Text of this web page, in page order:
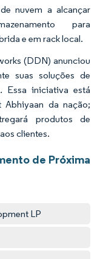
nuvem a alcançar
para
e em rack local.
(DDN) anunciou
suas soluções de
Essa iniciativa está
Abhiyaan da nação;
produtos de
clientes.
de Próxima
LP